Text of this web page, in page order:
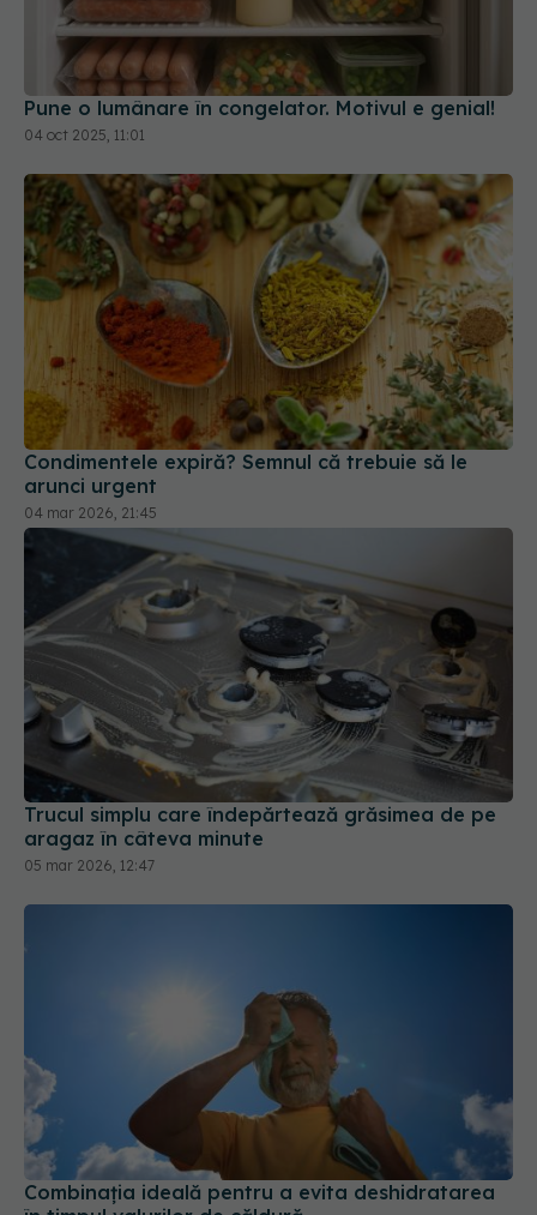
Pune o lumânare în congelator. Motivul e genial!
04 oct 2025, 11:01
Condimentele expiră? Semnul că trebuie să le
arunci urgent
04 mar 2026, 21:45
Trucul simplu care îndepărtează grăsimea de pe
aragaz în câteva minute
05 mar 2026, 12:47
Combinația ideală pentru a evita deshidratarea